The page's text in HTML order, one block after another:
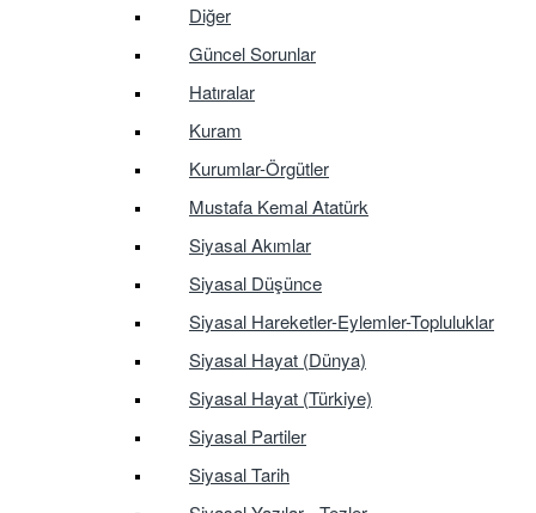
Diğer
Güncel Sorunlar
Hatıralar
Kuram
Kurumlar-Örgütler
Mustafa Kemal Atatürk
Siyasal Akımlar
Siyasal Düşünce
Siyasal Hareketler-Eylemler-Topluluklar
Siyasal Hayat (Dünya)
Siyasal Hayat (Türkiye)
Siyasal Partiler
Siyasal Tarih